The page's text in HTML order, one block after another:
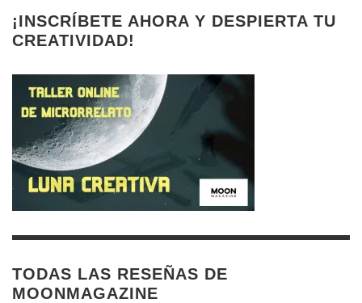
¡INSCRÍBETE AHORA Y DESPIERTA TU
CREATIVIDAD!
TODAS LAS RESEÑAS DE
MOONMAGAZINE